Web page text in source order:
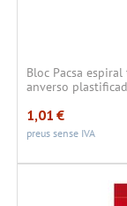
Bloc Pacsa
anverso
1,01 €
preus sense IVA